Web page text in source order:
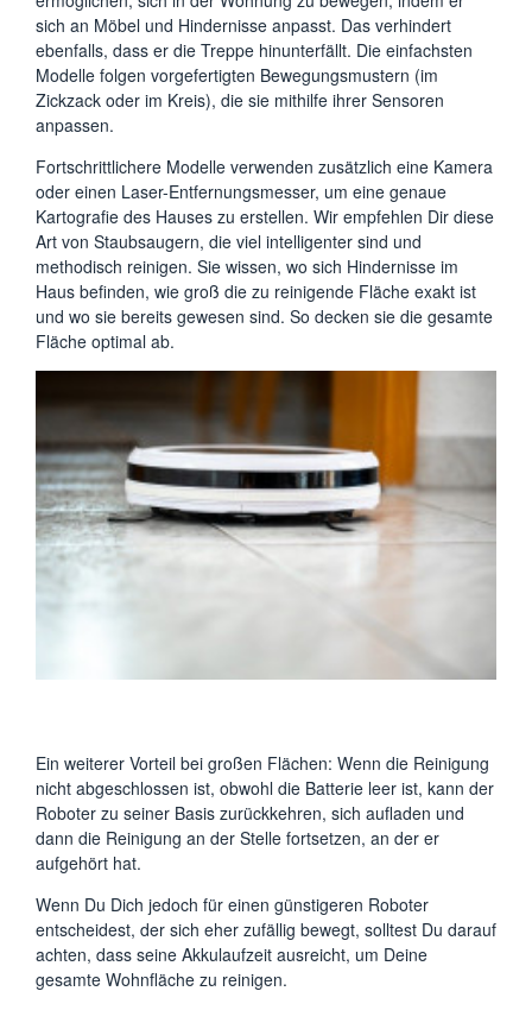
sich an Möbel und Hindernisse anpasst. Das verhindert
ebenfalls, dass er die Treppe hinunterfällt. Die einfachsten
Modelle folgen vorgefertigten Bewegungsmustern (im
Zickzack oder im Kreis), die sie mithilfe ihrer Sensoren
anpassen.
Fortschrittlichere Modelle verwenden zusätzlich eine Kamera
oder einen Laser-Entfernungsmesser, um eine genaue
Kartografie des Hauses zu erstellen. Wir empfehlen Dir diese
Art von Staubsaugern, die viel intelligenter sind und
methodisch reinigen. Sie wissen, wo sich Hindernisse im
Haus befinden, wie groß die zu reinigende Fläche exakt ist
und wo sie bereits gewesen sind. So decken sie die gesamte
Fläche optimal ab.
Ein weiterer Vorteil bei großen Flächen: Wenn die Reinigung
nicht abgeschlossen ist, obwohl die Batterie leer ist, kann der
Roboter zu seiner Basis zurückkehren, sich aufladen und
dann die Reinigung an der Stelle fortsetzen, an der er
aufgehört hat.
Wenn Du Dich jedoch für einen günstigeren Roboter
entscheidest, der sich eher zufällig bewegt, solltest Du darauf
achten, dass seine Akkulaufzeit ausreicht, um Deine
gesamte Wohnfläche zu reinigen.